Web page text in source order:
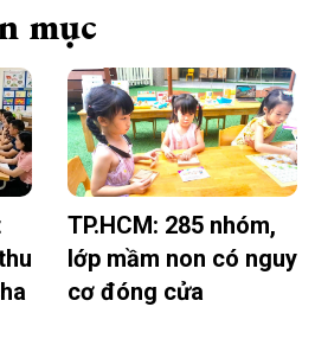
mục
TP.HCM: 285 nhóm,
lớp mầm non có nguy
cơ đóng cửa